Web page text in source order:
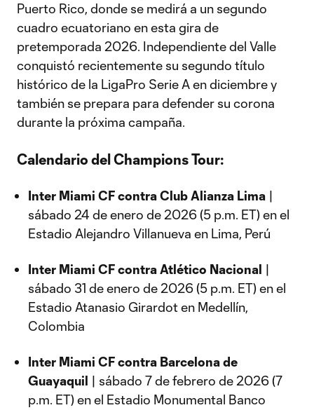
Puerto Rico, donde se medirá a un segundo
cuadro ecuatoriano en esta gira de
pretemporada 2026. Independiente del Valle
conquistó recientemente su segundo título
histórico de la LigaPro Serie A en diciembre y
también se prepara para defender su corona
durante la próxima campaña.
Calendario del Champions Tour:
Inter Miami CF contra Club Alianza Lima |
sábado 24 de enero de 2026 (5 p.m. ET) en el
Estadio Alejandro Villanueva en Lima, Perú
Inter Miami CF contra Atlético Nacional |
sábado 31 de enero de 2026 (5 p.m. ET) en el
Estadio Atanasio Girardot en Medellín,
Colombia
Inter Miami CF contra Barcelona de
Guayaquil | sábado 7 de febrero de 2026 (7
p.m. ET) en el Estadio Monumental Banco